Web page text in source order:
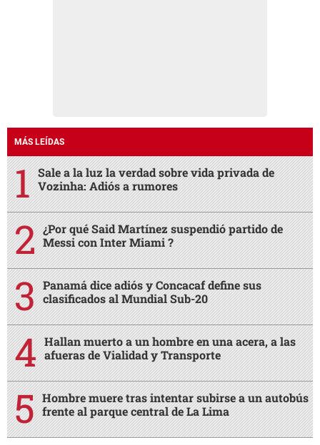
MÁS LEÍDAS
Sale a la luz la verdad sobre vida privada de
Vozinha: Adiós a rumores
¿Por qué Said Martínez suspendió partido de
Messi con Inter Miami ?
Panamá dice adiós y Concacaf define sus
clasificados al Mundial Sub-20
Hallan muerto a un hombre en una acera, a las
afueras de Vialidad y Transporte
Hombre muere tras intentar subirse a un autobús
frente al parque central de La Lima